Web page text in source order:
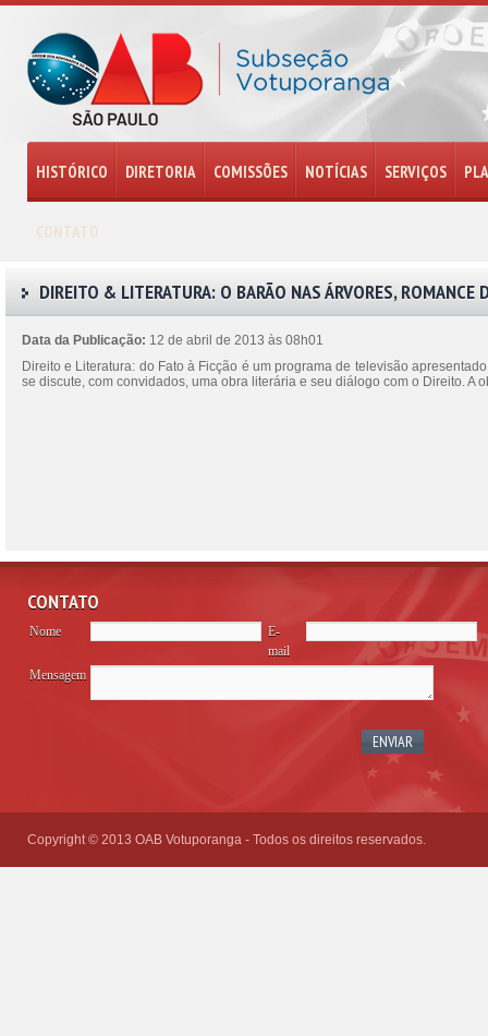
HISTÓRICO DIRETORIA COMISSÕES NOTÍCIAS SERVIÇOS
CONTATO
DIREITO & LITERATURA: O BARÃO NAS ÁRVORES, ROMANCE
Data da Publicação: 12 de abril de 2013 às 08h01
Direito e Literatura: do Fato à Ficção é um programa de televisão
se discute, com convidados, uma obra literária e seu diálogo com o Direito.
CONTATO
Nome
E-
mail
Mensagem
Copyright © 2013 OAB Votuporanga - Todos os direitos reservados.